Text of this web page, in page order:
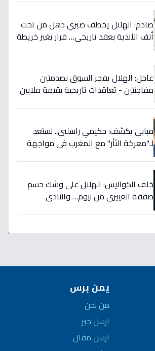
صادم: الهلال يخطف صبري دهل من تحت
أنف الأندية بعقد تاريخي… قرار يغير خريطة
عاجل: الهلال يفجر السوق بصدمتين
مفاجئتين - تعاقدات تاريخية بقيمة ملايين
مبابي يكشف: حكيمي راسلني.. نستعد
لـ"معركة الثأر" مع المغرب في مواجهة
خلف الكواليس: الهلال على وشك حسم
صفقة العييري من نيوم… والنادي
يمن برس
من نحن
ارسل خبر
ارسل مقال